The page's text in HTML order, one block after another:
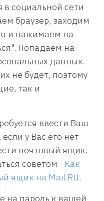
в социальной сети
браузер, заходим
и нажимаем на
Попадаем на
данных.
не будет, поэтому
так и
ввести Ваш
у Вас его нет
почтовый ящик,
советом - Как
ящик на Mail.RU.
на пароль к вашей